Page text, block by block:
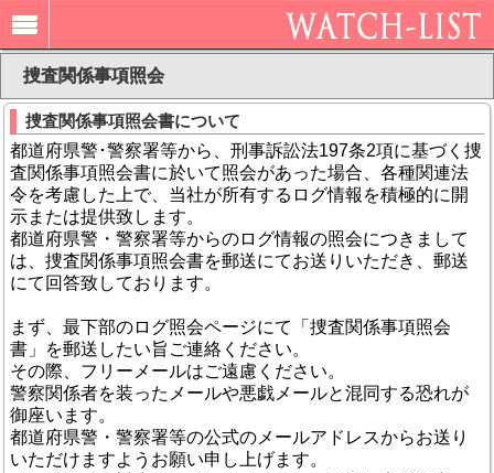
捜査関係事項照会
捜査関係事項照会書について
都道府県警･警察署等から、刑事訴訟法197条2項に基づく捜
査関係事項照会書に於いて照会があった場合、各種関連法
令を考慮した上で、当社が所有するログ情報を積極的に開
示または提供致します。
都道府県警・警察署等からのログ情報の照会につきまして
は、捜査関係事項照会書を郵送にてお送りいただき、郵送
にて回答致しております。
まず、最下部のログ照会ページにて「捜査関係事項照会
書」を郵送したい旨ご連絡ください。
その際、フリーメールはご遠慮ください。
警察関係者を装ったメールや悪戯メールと混同する恐れが
御座います。
都道府県警・警察署等の公式のメールアドレスからお送り
いただけますようお願い申し上げます。